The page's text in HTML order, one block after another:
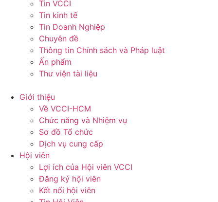
Tin VCCI
Tin kinh tế
Tin Doanh Nghiệp
Chuyên đề
Thông tin Chính sách và Pháp luật
Ấn phẩm
Thư viện tài liệu
Giới thiệu
Về VCCI-HCM
Chức năng và Nhiệm vụ
Sơ đồ Tổ chức
Dịch vụ cung cấp
Hội viên
Lợi ích của Hội viên VCCI
Đăng ký hội viên
Kết nối hội viên